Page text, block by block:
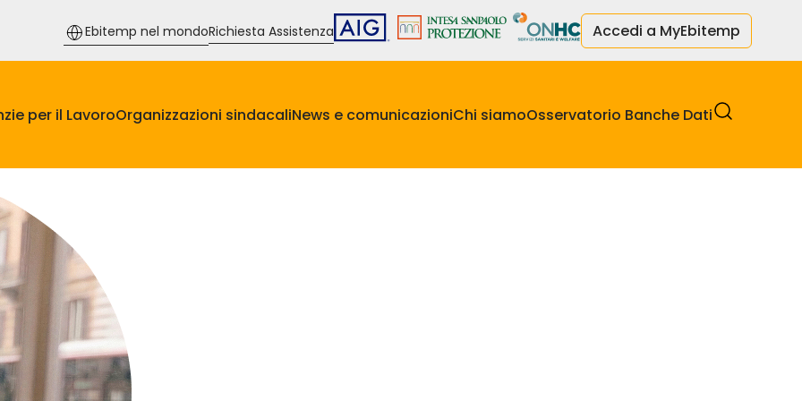
Ebitemp nel mondoRichiesta Assistenza Accedi a MyEbitemp
per il LavoroOrganizzazioni sindacaliNews e comunicazioniChi siamoOsservatorio Banche Dati